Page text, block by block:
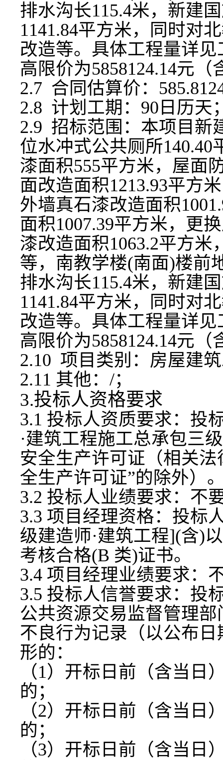
排水沟长115.4米，新建
1141.84平方米，同时对
改造等。 具体工程量详
高限价为5858124.14元
2.7 合同估算价：
2.8 计划工期： 90 日历天
2.9 招标范围： 本项目新
位水冲式公共厕所
漆面积555平方米，屋面
面改造面积1213.93平方
外墙真石漆改造面积
面积1007.39平方米，更
漆改造面积1063.2平方米
等，南教学楼(南面)楼前
排水沟长115.4米，新建
1141.84平方米，同时对
改造等。 具体工程量详
高限价为5858124.14元
2.10 项目类别： 房屋建筑
2.11 其他：/；
3.投标人资格要求
3.1 投标人资质要求：投
·建筑工程施工总承包三级
安全生产许可证（相关
全生产许可证”的除外）
3.2 投标人业绩要求：不
3.3 项目经理资格： 投标
级建造师·建筑工程](含)
考核合格(B 类)证书。
3.4 项目经理业绩要求：
3.5 投标人信誉要求：投
公共资源交易监督管理
不良行为记录（以公布
形的：
（1）开标日前（含当日
的；
（2）开标日前（含当日
的；
（3）开标日前（含当日